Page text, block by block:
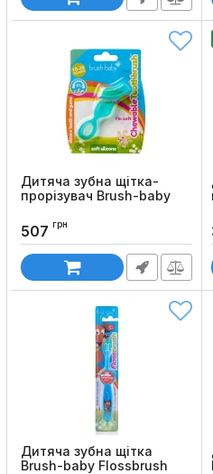
Дитяча зубна щітка-
прорізувач Brush-baby
0 до 3 років)
Код товару: 1221
507 грн
Дитяча зубна щітка
Brush-baby Flossbrush